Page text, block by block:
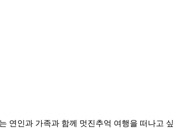
연인과 가족과 함께 멋진추억 여행을 떠나고 싶